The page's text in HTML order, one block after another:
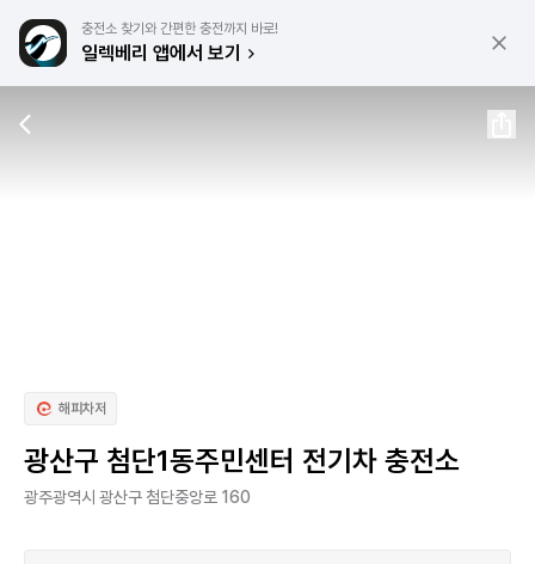
충전소 찾기와 간편한 충전까지 바로!
일렉베리 앱에서 보기
해피차저
광산구 첨단1동주민센터 전기차 충전소
광주광역시 광산구 첨단중앙로 160